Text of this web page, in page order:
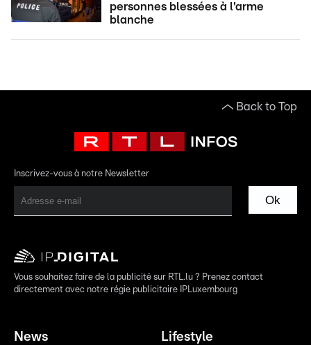
personnes blessées à l'arme
blanche
Back to Top
Inscrivez-vous à notre Newsletter
Ok
Vous souhaitez faire de la publicité sur RTL.lu ? Prenez contact
directement avec notre régie publicitaire IPLuxembourg
News Lifestyle